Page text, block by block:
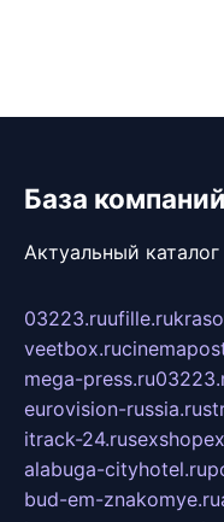
База компаний
Актуальный
03223.ruufille.ru
veetbox.ru
mega-press.ru
eurovision-russia.ru
itrack-24.ru
alabuga-cityhotel.ru
bud-em-znakomye.ru